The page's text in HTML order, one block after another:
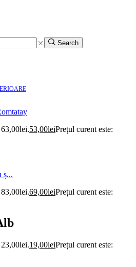
Search
53,00leiPrețul curent este:
ș...
69,00leiPrețul curent este:
19,00leiPrețul curent este: